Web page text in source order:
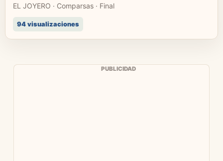
EL JOYERO · Comparsas · Final
94 visualizaciones
PUBLICIDAD